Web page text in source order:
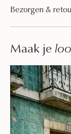
Bezorgen &
Maak je